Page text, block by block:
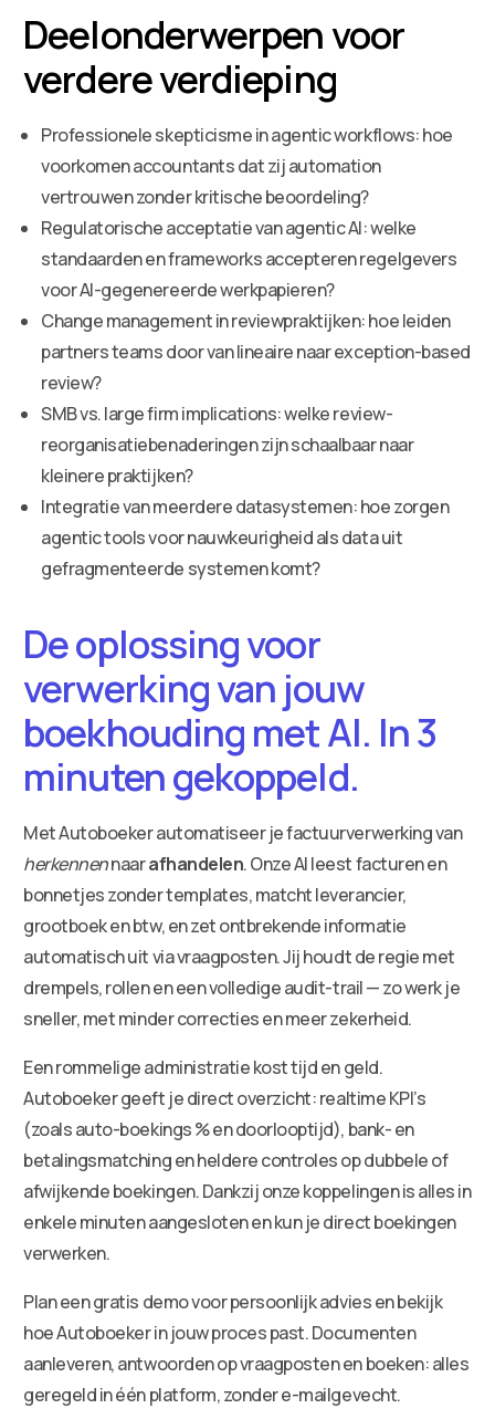
Deelonderwerpen voor
verdere verdieping
Professionele skepticisme in agentic workflows: hoe
voorkomen accountants dat zij automation
vertrouwen zonder kritische beoordeling?
Regulatorische acceptatie van agentic AI: welke
standaarden en frameworks accepteren regelgevers
voor AI-gegenereerde werkpapieren?
Change management in reviewpraktijken: hoe leiden
partners teams door van lineaire naar exception-based
review?
SMB vs. large firm implications: welke review-
reorganisatiebenaderingen zijn schaalbaar naar
kleinere praktijken?
Integratie van meerdere datasystemen: hoe zorgen
agentic tools voor nauwkeurigheid als data uit
gefragmenteerde systemen komt?
De oplossing voor
verwerking van jouw
boekhouding met AI. In 3
minuten gekoppeld.
Met Autoboeker automatiseer je factuurverwerking van
herkennennaarafhandelen. Onze AI leest facturen en
bonnetjes zonder templates, matcht leverancier,
grootboek en btw, en zet ontbrekende informatie
automatisch uit via vraagposten. Jij houdt de regie met
drempels, rollen en een volledige audit-trail — zo werk je
sneller, met minder correcties en meer zekerheid.
Een rommelige administratie kost tijd en geld.
Autoboeker geeft je direct overzicht: realtime KPI’s
(zoals auto-boekings % en doorlooptijd), bank- en
betalingsmatching en heldere controles op dubbele of
afwijkende boekingen. Dankzij onze koppelingen is alles in
enkele minuten aangesloten en kun je direct boekingen
verwerken.
Plan een gratis demo voor persoonlijk advies en bekijk
hoe Autoboeker in jouw proces past. Documenten
aanleveren, antwoorden op vraagposten en boeken: alles
geregeld in één platform, zonder e-mailgevecht.